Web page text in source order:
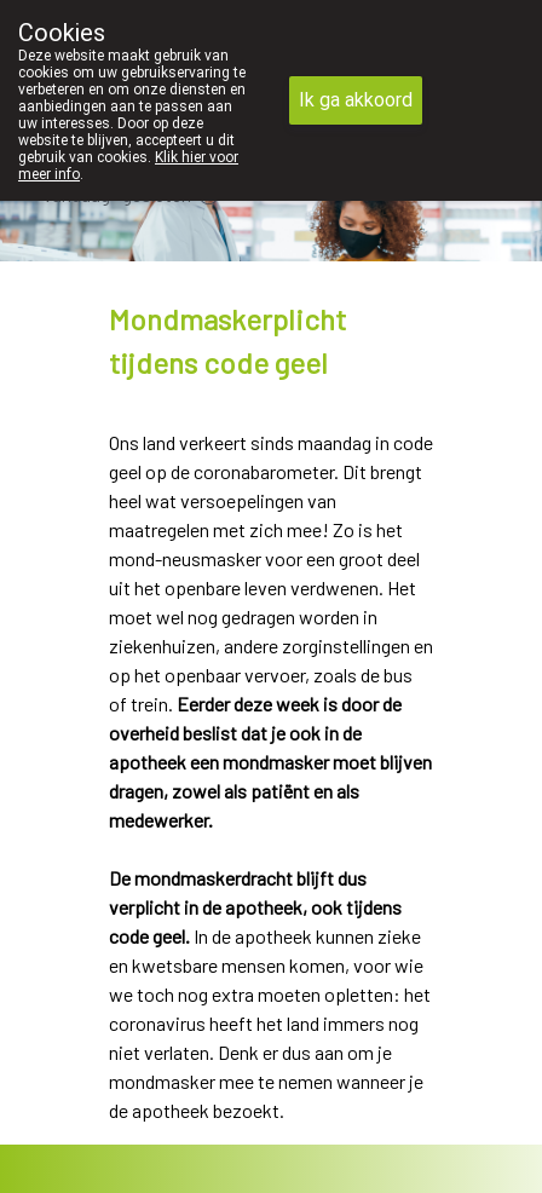
02/5135502
Mondmaskerplicht
tijdens code geel
Ons land verkeert sinds maandag in code
geel op de coronabarometer. Dit brengt
heel wat versoepelingen van
maatregelen met zich mee! Zo is het
mond-neusmasker voor een groot deel
uit het openbare leven verdwenen. Het
moet wel nog gedragen worden in
ziekenhuizen, andere zorginstellingen en
op het openbaar vervoer, zoals de bus
of trein. Eerder deze week is door de
overheid beslist dat je ook in de
apotheek een mondmasker moet blijven
dragen, zowel als patiënt en als
medewerker.
De mondmaskerdracht blijft dus
verplicht in de apotheek, ook tijdens
code geel.In de apotheek kunnen zieke
en kwetsbare mensen komen, voor wie
we toch nog extra moeten opletten: het
coronavirus heeft het land immers nog
niet verlaten. Denk er dus aan om je
mondmasker mee te nemen wanneer je
de apotheek bezoekt.
Cookies
Deze website maakt gebruik van
cookies om uw gebruikservaring te
verbeteren en om onze diensten en
aanbiedingen aan te passen aan
uw interesses. Door op deze
website te blijven, accepteert u dit
gebruik van cookies. Klik hier voor
meer info.
Ik ga akkoord